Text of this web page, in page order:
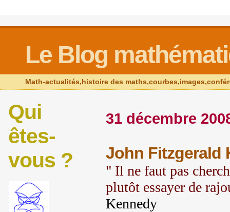
Le Blog
Math-actualités,histoire des
31 décembre
John Fitzgerald
" Il ne faut pas
plutôt essayer de
Kennedy
Qui
êtes-
vous ?